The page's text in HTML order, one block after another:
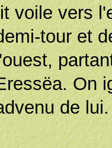
voile vers
tour et
On
de lui.